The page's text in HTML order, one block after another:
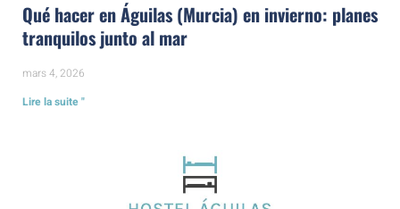
Qué hacer en Águilas (Murcia) en invierno: planes
tranquilos junto al mar
mars 4, 2026
Lire la suite "